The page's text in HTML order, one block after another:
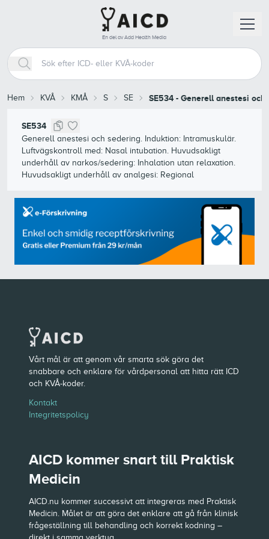
En del av Add Health Media
Hem KVÅ KMÅ S SE SE534 - Generell anestesi
SE534
Generell anestesi och sedering. Induktion: Intramuskulär.
Luftvägskontroll med: Nasal intubation. Huvudsakligt
underhåll av narkos/sedering: Inhalation utan relaxation.
Huvudsakligt underhåll av analgesi: Regional
Vårt mål är att genom vår smarta sök göra det
snabbare och enklare för vårdpersonal att hitta rätt ICD
och KVÅ-koder.
Kontakt
Integritetspolicy
AICD kommer snart till Praktisk
Medicin
AICD.nu kommer successivt att integreras med Praktisk
Medicin. Målet är att göra det enklare att gå från klinisk
frågeställning till behandling och korrekt kodning –